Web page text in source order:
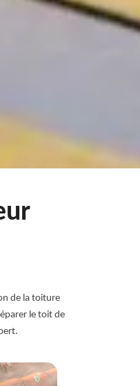
de la toiture
le toit de